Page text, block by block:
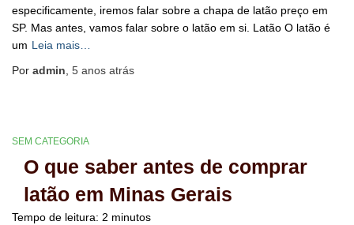
especificamente, iremos falar sobre a chapa de latão preço em
SP. Mas antes, vamos falar sobre o latão em si. Latão O latão é
um Leia mais…
Por admin 5 anos atrás
SEM CATEGORIA
O que saber antes de comprar
latão em Minas Gerais
Tempo de leitura: 2 minutos